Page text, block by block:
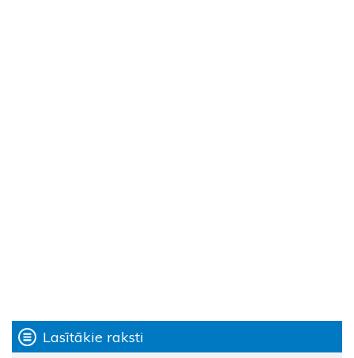
Lasītākie raksti